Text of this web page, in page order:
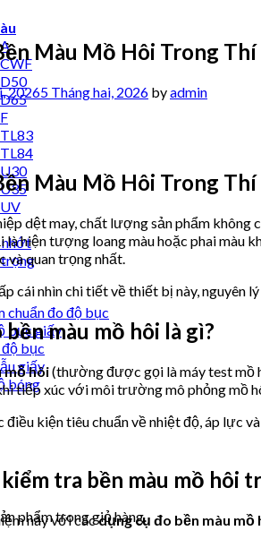
nhớt
chuẩn đo độ bục
bục giấy
độ bục
giấy
bóng
phẩm trong giỏ hàng.
Màu Mồ Hôi Trong
20265 Tháng hai, 2026 byadmin
Màu Mồ Hôi Trong
dệt may, chất lượng sản phẩm
hiện tượng loang màu hoặc phai màu
quan trọng nhất.
cái nhìn chi tiết về thiết bị này, nguyên
màu mồ hôi là gì?
mồ hôi(thường được gọi là máy test mồ
tiếp xúc với môi trường mô phỏng mồ
điều kiện tiêu chuẩn về nhiệt độ, áp lực
tra bền màu mồ hôi
này với cácdụng cụ đo bền màu